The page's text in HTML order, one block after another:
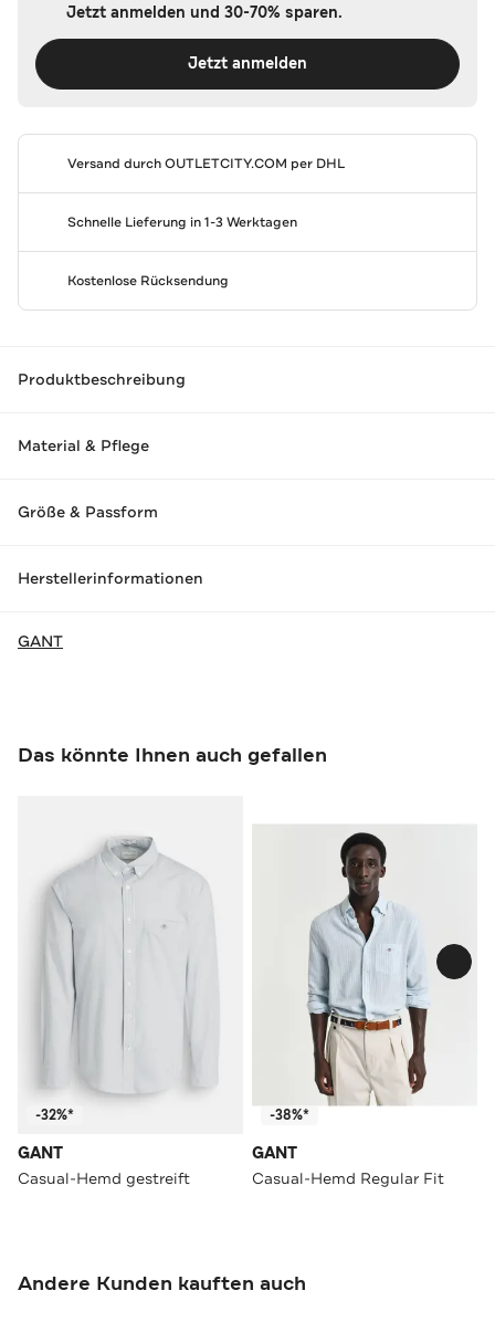
Jetzt anmelden und 30-70% sparen.
Jetzt anmelden
Versand durchOUTLETCITY.COM per DHL
Schnelle Lieferung in 1-3 Werktagen
Kostenlose Rücksendung
Produktbeschreibung
Material & Pflege
Größe & Passform
Herstellerinformationen
GANT
Das könnte Ihnen auch gefallen
-32%*
GANT
Casual-Hemd gestreift
-38%*
GANT
Casual-Hemd Regular Fit
Andere Kunden kauften auch